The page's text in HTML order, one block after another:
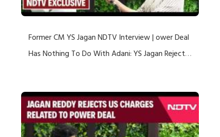
Former CM YS Jagan NDTV Interview | ower Deal
Has Nothing To Do With Adani: YS Jagan Rejects